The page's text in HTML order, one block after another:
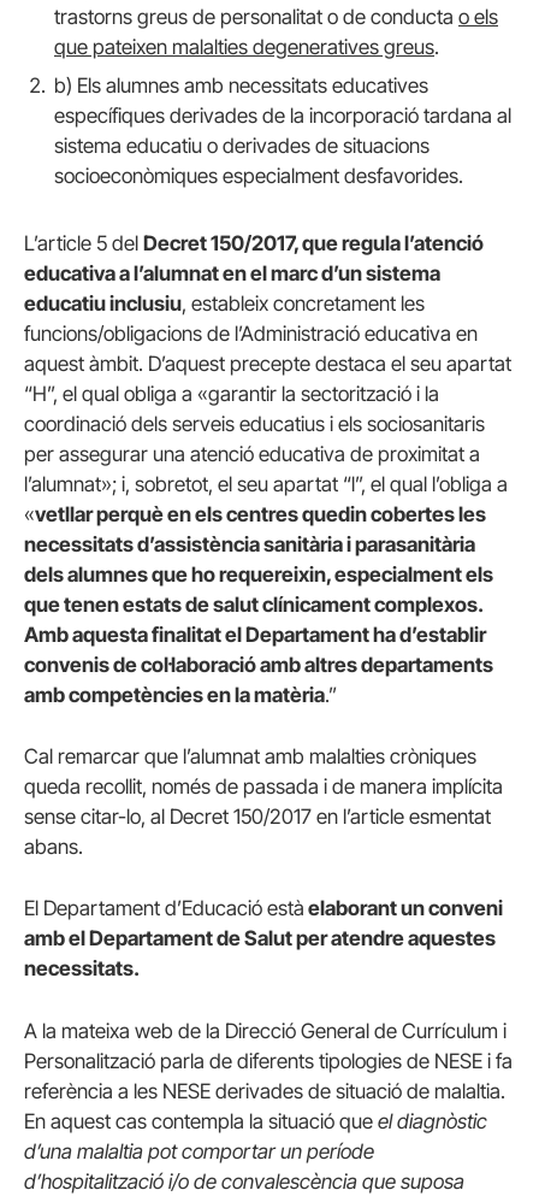
trastorns greus de personalitat o de conducta o els
que pateixen malalties degeneratives greus.
b) Els alumnes amb necessitats educatives
específiques derivades de la incorporació tardana al
sistema educatiu o derivades de situacions
socioeconòmiques especialment desfavorides.
L’article 5 del Decret 150/2017, que regula l’atenció
educativa a l’alumnat en el marc d’un sistema
educatiu inclusiu, estableix concretament les
funcions/obligacions de l’Administració educativa en
aquest àmbit. D’aquest precepte destaca el seu apartat
“H”, el qual obliga a «garantir la sectorització i la
coordinació dels serveis educatius i els sociosanitaris
per assegurar una atenció educativa de proximitat a
l’alumnat»; i, sobretot, el seu apartat “l”, el qual l’obliga a
«vetllar perquè en els centres quedin cobertes les
necessitats d’assistència sanitària i parasanitària
dels alumnes que ho requereixin, especialment els
que tenen estats de salut clínicament complexos.
Amb aquesta finalitat el Departament ha d’establir
convenis de col·laboració amb altres departaments
amb competències en la matèria.”
Cal remarcar que l’alumnat amb malalties cròniques
queda recollit, només de passada i de manera implícita
sense citar-lo, al Decret 150/2017 en l’article esmentat
abans.
El Departament d’Educació està elaborant un conveni
amb el Departament de Salut per atendre aquestes
necessitats.
A la mateixa web de la Direcció General de Currículum i
Personalització parla de diferents tipologies de NESE i fa
referència a les NESE derivades de situació de malaltia.
En aquest cas contempla la situació que el diagnòstic
d’una malaltia pot comportar un període
d’hospitalització i/o de convalescència que suposa